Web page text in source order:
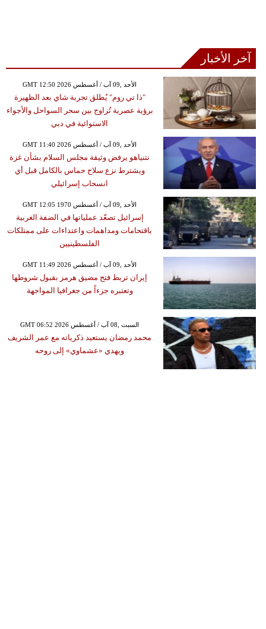
آخر الأخبار
GMT 12:50 2026 الأحد ,09 آب / أغسطس
"ذا تي روم" يُطلق تجربة شاي بعد الظهيرة
برؤية عصرية تُزاوج بين سحر السواحل والأجواء
الاستوائية في دبي
GMT 11:40 2026 الأحد ,09 آب / أغسطس
نتنياهو يرفض وثيقة مجلس السلام بشأن غزة
ويشترط نزع سلاح حماس بالكامل قبل أي
انسحاب إسرائيلي
GMT 12:05 1970 الأحد ,09 آب / أغسطس
إسرائيل تصعّد عملياتها في الضفة الغربية
باقتحامات ومداهمات واعتداءات على ممتلكات
الفلسطينيين
GMT 11:49 2026 الأحد ,09 آب / أغسطس
إيران تربط فتح مضيق هرمز بقبول شروطها
وتعتبره جزءاً من جغرافيا المواجهة
GMT 06:52 2026 السبت ,08 آب / أغسطس
محمد رمضان يستعيد ذكرياته مع عمر الشريف
ويهدي «عشماوي» إلى روحه